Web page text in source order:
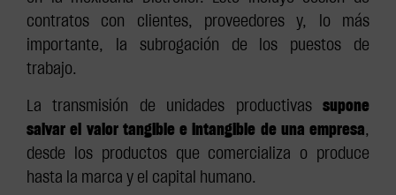
contratos con clientes, proveedores y, lo más
importante, la subrogación de los puestos de
trabajo.
La transmisión de unidades productivas supone
salvar el valor tangible e intangible de una empresa,
desde los productos que comercializa o produce
hasta la marca y el capital humano.